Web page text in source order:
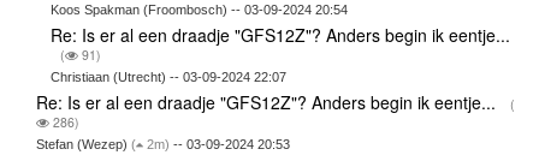
Koos Spakman (Froombosch) -- 03-09-2024 20:54
Re: Is er al een draadje "GFS12Z"? Anders begin ik eentje...
( 91)
Christiaan (Utrecht) -- 03-09-2024 22:07
Re: Is er al een draadje "GFS12Z"? Anders begin ik eentje...
(
286)
Stefan (Wezep) ( 2m) -- 03-09-2024 20:53